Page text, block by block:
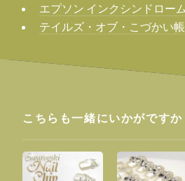
エプソン インクシンドローム
テイルズ・オブ・こづかい
こちらも一緒にいかがですか